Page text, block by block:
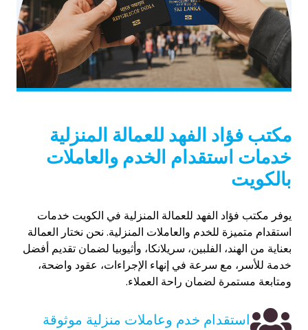
مكتب فؤاد الفهد للعمالة المنزلية
خدمات استقدام الخدم والعاملات
بالكويت
يوفر مكتب فؤاد الفهد للعمالة المنزلية في الكويت خدمات
استقدام متميزة للخدم والعاملات المنزلية. نحن نختار العمالة
بعناية من الهند، الفلبين، سريلانكا، وأثيوبيا لضمان تقديم أفضل
خدمة للأسر، مع سرعة في إنهاء الإجراءات، عقود واضحة،
ومتابعة مستمرة لضمان راحة العملاء.
استقدام خدم وعاملات منزلية موثوقة